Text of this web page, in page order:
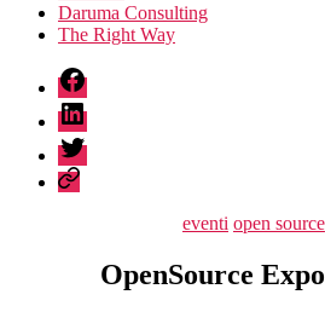
Daruma Consulting
The Right Way
fb
linkedin
twitter
sessionize
eventi open source
OpenSource